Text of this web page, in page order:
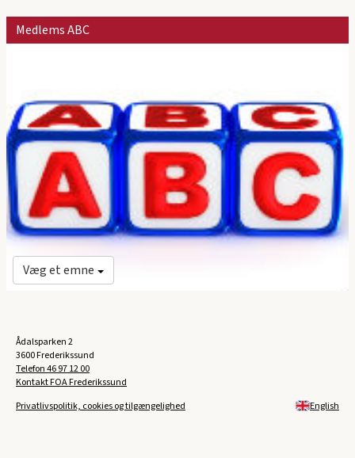
Medlems ABC
Væg et emne
Ådalsparken 2
3600 Frederikssund
Telefon46 97 12 00
Kontakt FOA Frederikssund
Privatlivspolitik, cookies og tilgængelighed
English